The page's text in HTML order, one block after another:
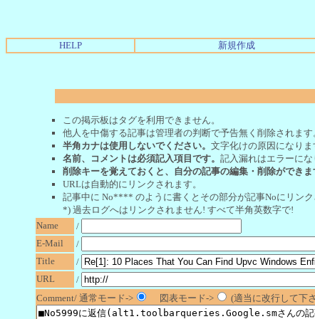
HELP 新規作成
この掲示板はタグを利用できません。
他人を中傷する記事は管理者の判断で予告無く削除されます
半角カナは使用しないでください。 文字化けの原因になりま
名前、コメントは必須記入項目です。 記入漏れはエラーにな
削除キーを覚えておくと、自分の記事の編集・削除ができま
URLは自動的にリンクされます。
記事中に No**** のように書くとその部分が記事Noにリン
*) 過去ログへはリンクされません! すべて半角英数字で!
Name
/
E-Mail
/
Title
/
URL
/
Comment/ 通常モード->
図表モード-> (適当に改行して下